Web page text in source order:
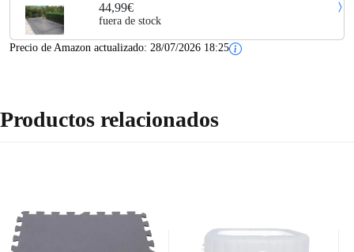
44,99€
fuera de stock
Precio de Amazon actualizado: 28/07/2026 18:25
Productos relacionados